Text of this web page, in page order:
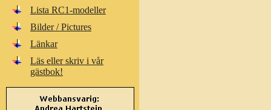
Lista RC1-modeller
Bilder / Pictures
Länkar
Läs eller skriv i vår
gästbok!